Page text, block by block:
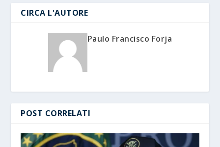
CIRCA L'AUTORE
Paulo Francisco Forja
POST CORRELATI